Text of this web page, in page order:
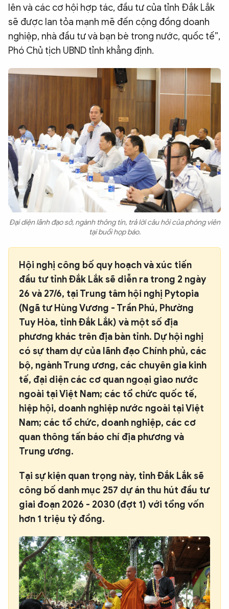
lên và các cơ hội hợp tác, đầu tư của tỉnh Đắk Lắk
sẽ được lan tỏa mạnh mẽ đến cộng đồng doanh
nghiệp, nhà đầu tư và bạn bè trong nước, quốc tế”,
Phó Chủ tịch UBND tỉnh khẳng định.
Đại diện lãnh đạo sở, ngành thông tin, trả lời câu hỏi của phóng viên
tại buổi họp báo.
Hội nghị công bố quy hoạch và xúc tiến
đầu tư tỉnh Đắk Lắk sẽ diễn ra trong 2 ngày
26 và 27/6, tại Trung tâm hội nghị Pytopia
(Ngã tư Hùng Vương - Trần Phú, Phường
Tuy Hòa, tỉnh Đắk Lắk) và một số địa
phương khác trên địa bàn tỉnh. Dự hội nghị
có sự tham dự của lãnh đạo Chính phủ, các
bộ, ngành Trung ương, các chuyên gia kinh
tế, đại diện các cơ quan ngoại giao nước
ngoài tại Việt Nam; các tổ chức quốc tế,
hiệp hội, doanh nghiệp nước ngoài tại Việt
Nam; các tổ chức, doanh nghiệp, các cơ
quan thông tấn báo chí địa phương và
Trung ương.
Tại sự kiện quan trọng này, tỉnh Đắk Lắk sẽ
công bố danh mục 257 dự án thu hút đầu tư
giai đoạn 2026 - 2030 (đợt 1) với tổng vốn
hơn 1 triệu tỷ đồng.